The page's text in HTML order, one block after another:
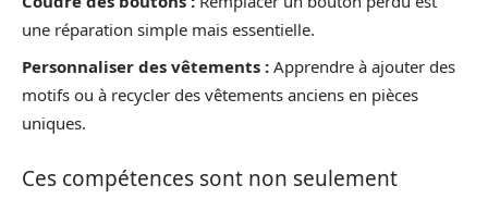
une réparation simple mais essentielle.
Personnaliser des vêtements : Apprendre à ajouter des
motifs ou à recycler des vêtements anciens en pièces
uniques.
Ces compétences sont non seulement